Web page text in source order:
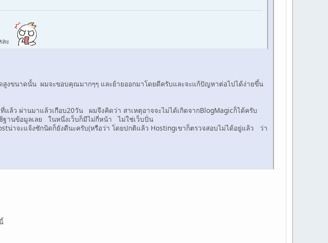
ะ
ขนาดนั้น ผมจะขอบคุณมากๆๆ และย้ายออกมาโดยดีครับและจะแก้ปัญหาต่อไปได้ง่ายขึ้น
ล้ว ผ่านมาแล้วเกือบ20วัน ผมจึงคิดว่า สาเหตุอาจจะไม่ได้เกิดจากBlogMagicก็ได้ครับ
ฐานข้อมูลเลย ในหนึ่งเว็บก็มีไม่กี่หน้า ไม่ใช่เว็บปั่น
าจะแจ้งซักนิดก็ยังดีนะครับ(หรือว่า โดยปกติแล้ว Hostingเขาก็ตรวจสอบไม่ได้อยู่แล้ว ว่า